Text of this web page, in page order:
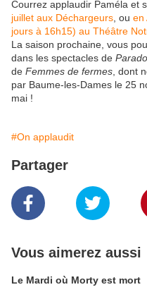
Courrez applaudir Paméla et
juillet aux Déchargeurs , ou en
jours à 16h15) au Théâtre
La saison prochaine, vous
dans les spectacles de
de Femmes de fermes , dont
par Baume-les-Dames le 25
mai !
#On applaudit
Partager
Vous aimerez aussi
Le Mardi où Morty est mort